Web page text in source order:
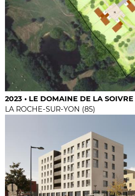
2023 • LE DOMAINE DE LA SOIVRE
LA ROCHE-SUR-YON (85)